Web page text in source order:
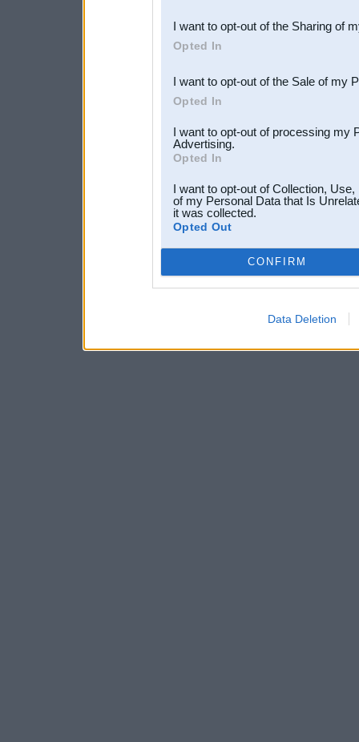
Downstream Participants
third parties.
I want to opt-out of the Sharing of
Opted In
I want to opt-out of the Sale of my
Opted In
I want to opt-out of processing my
Advertising.
Opted In
I want to opt-out of Collection,
of my Personal Data that Is
it was collected.
Opted Out
CONFIRM
Data Deletion